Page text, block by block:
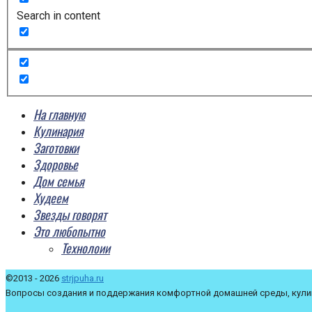
Search in content
На главную
Кулинария
Заготовки
Здоровье
Дом семья
Худеем
Звезды говорят
Это любопытно
Технолоии
©2013 - 2026 strjpuha.ru
Вопросы создания и поддержания комфортной домашней среды,